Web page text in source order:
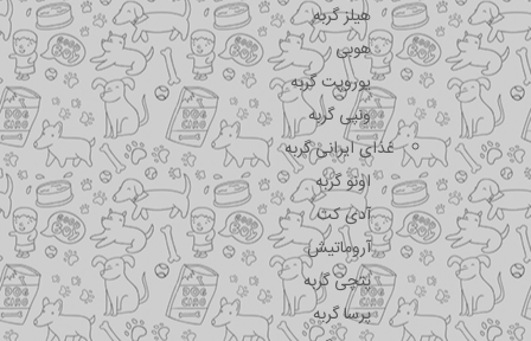
هیلز گربه
هوبی
یوروپت گربه
ونپی گربه
غذای ایرانی گربه
اونو گربه
آدی کت
آروماتیش
پتچی گربه
پرسا گربه